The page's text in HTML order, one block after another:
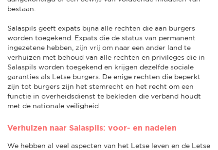
bestaan.
Salaspils geeft expats bijna alle rechten die aan burgers
worden toegekend. Expats die de status van permanent
ingezetene hebben, zijn vrij om naar een ander land te
verhuizen met behoud van alle rechten en privileges die in
Salaspils worden toegekend en krijgen dezelfde sociale
garanties als Letse burgers. De enige rechten die beperkt
zijn tot burgers zijn het stemrecht en het recht om een
functie in overheidsdienst te bekleden die verband houdt
met de nationale veiligheid.
Verhuizen naar Salaspils: voor- en nadelen
We hebben al veel aspecten van het Letse leven en de Letse